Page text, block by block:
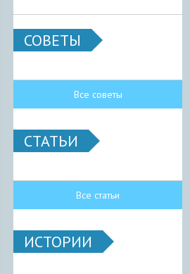
СОВЕТЫ
Все советы
СТАТЬИ
Все статьи
ИСТОРИИ